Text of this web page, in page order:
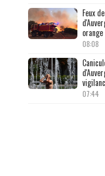
Feux
orange
08:08
07:44